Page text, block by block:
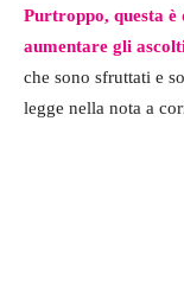
Purtroppo, questa
aumentare gli
che sono sfruttati e
legge nella nota a